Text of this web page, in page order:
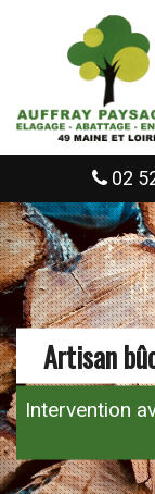
02
Artisan
Intervention